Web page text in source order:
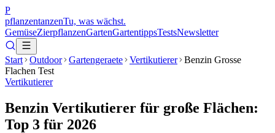
P
pflanzentanzenTu, was wächst.
GemüseZierpflanzenGartenGartentippsTestsNewsletter
Start Outdoor Gartengeraete Vertikutierer
Benzin Grosse
Flachen Test
Vertikutierer
Benzin Vertikutierer für große Flächen:
Top 3 für 2026